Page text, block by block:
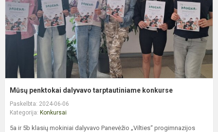
Mūsų penktokai dalyvavo tarptautiniame konkurse
Paskelbta: 2024-06-06
Kategorija: Konkursai
5a ir 5b klasių mokiniai dalyvavo Panevėžio „Vilties“ progimnazijos